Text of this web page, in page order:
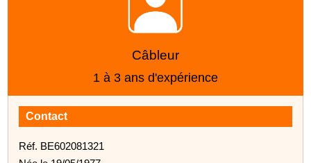
Câbleur
1 à 3 ans d'expérience
Contact
Réf. BE602081321